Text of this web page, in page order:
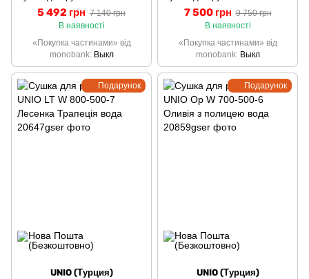
5 492 грн 7 140 грн
В наявності
«Покупка частинами» від
monobank
Выкл
7 500 грн 9 750 грн
В наявності
«Покупка частинами» від
monobank
Выкл
Подарунок
UNIO (Турция)
Подарунок
UNIO (Турция)